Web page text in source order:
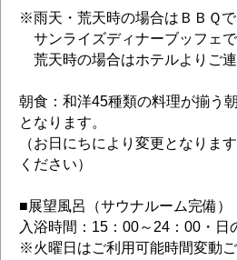
※雨天・荒天時の場合はＢＢＱで
サンライズディナーブッフェで
荒天時の場合はホテルよりご連
朝食：和洋45種類の料理が揃う
となります。
（お日にちにより変更となりま
ください）
■展望風呂（サウナルーム完備）
入浴時間：15：00～24：00・日
※火曜日はご利用可能時間変動